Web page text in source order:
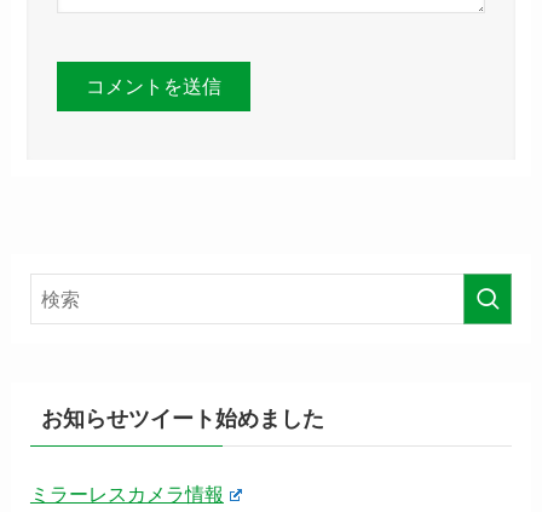
お知らせツイート始めました
ミラーレスカメラ情報